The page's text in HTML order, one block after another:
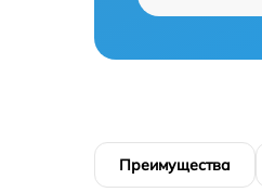
Преимущества